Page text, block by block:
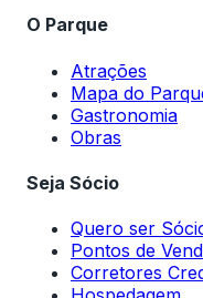
O Parque
Atrações
Mapa do
Gastronomia
Obras
Seja Sócio
Quero ser
Pontos de
Corretores